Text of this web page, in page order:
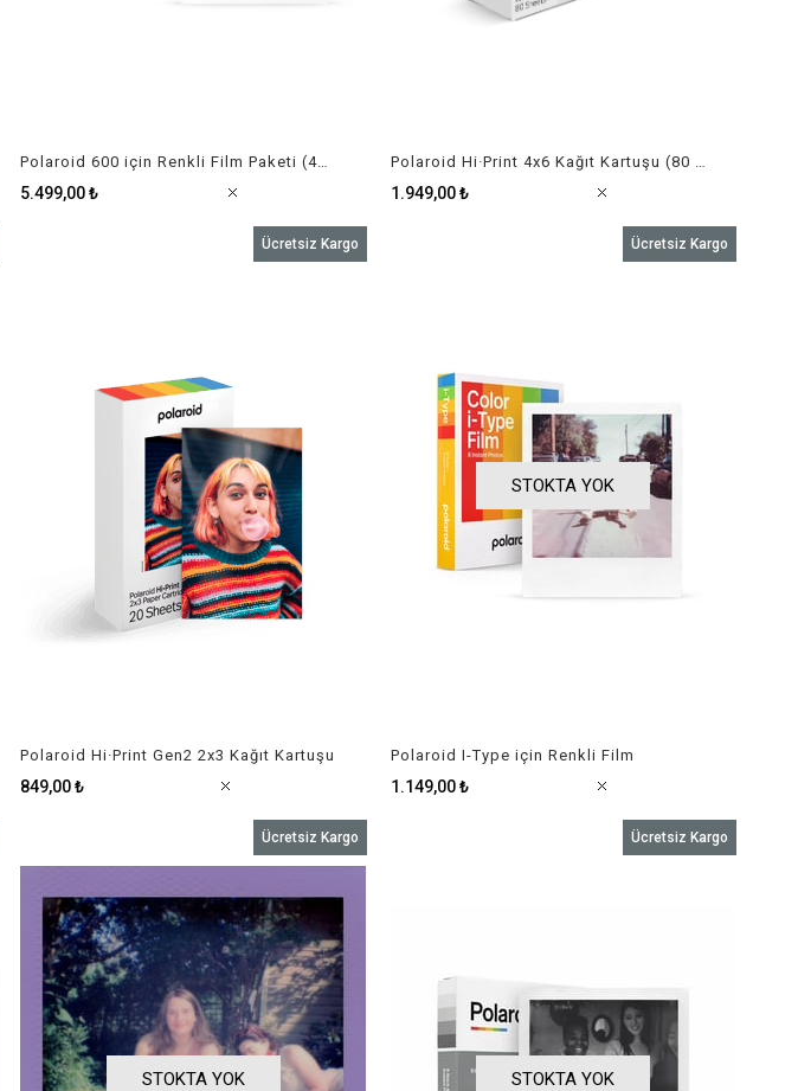
5.499,00 ₺ 1.949,00 ₺
Polaroid Hi·Print Gen2 2x3 Kağıt Kartuşu
849,00 ₺
Ücretsiz Kargo
STOKTA YOK
Polaroid I-Type için Renkli Film
1.149,00 ₺
Ücretsiz Kargo
STOKTA YOK
Ücretsiz Kargo
STOKTA YOK
Ücretsiz Kargo